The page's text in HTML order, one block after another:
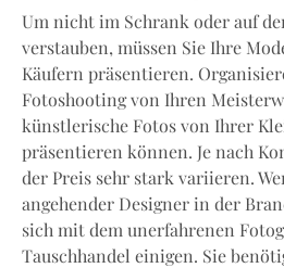
Um nicht im Schrank oder auf
verstauben, müssen Sie Ihre
Käufern präsentieren.
Fotoshooting von Ihren
künstlerische Fotos von Ihrer
präsentieren können. Je nach
der Preis sehr stark variieren.
angehender Designer in der
sich mit dem unerfahrenen
Tauschhandel einigen. Sie